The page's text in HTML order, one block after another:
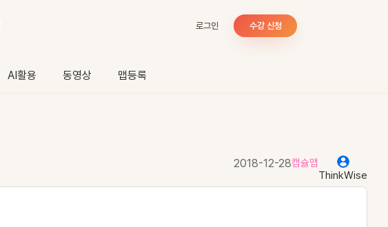
로그인 수강 신청
AI활용 동영상 맵등록
2018-12-28캡슐맵
ThinkWise